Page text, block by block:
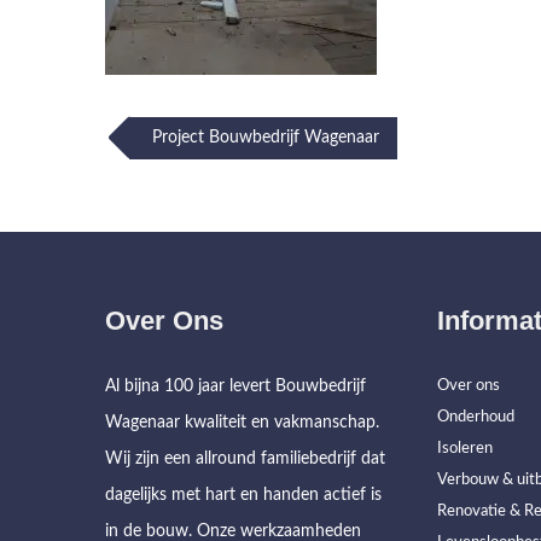
Post
navigation
Project Bouwbedrijf Wagenaar
Over Ons
Al bijna 100 jaar levert Bouwbedrijf
Wagenaar kwaliteit en vakmanschap.
Wij zijn een allround familiebedrijf dat
dagelijks met hart en handen actief is
in de bouw. Onze werkzaamheden
Over ons
Onderhoud
Isoleren
Verbouw &
Renovatie &